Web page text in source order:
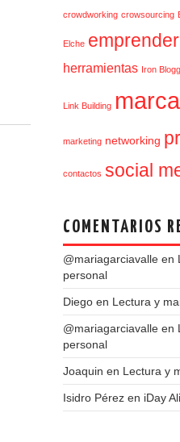
crowdworking crowsourcing
Elche emprender
herramientas Iron
Link Building
marketing networking
contactos social
COMENTARIOS
@mariagarciavalle en
personal
Diego en Lectura y
@mariagarciavalle en
personal
Joaquin en Lectura y
Isidro Pérez en iDay